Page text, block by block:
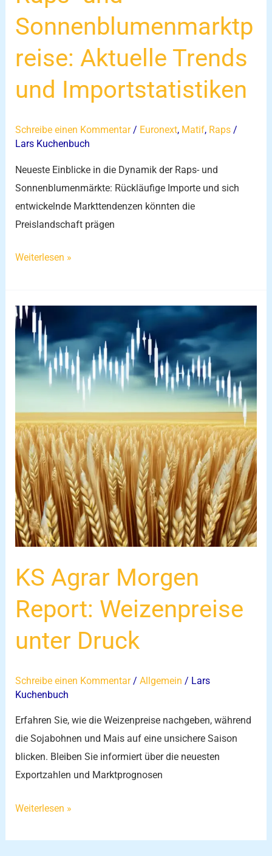
Sonnenblumenmarktp
reise: Aktuelle Trends
und Importstatistiken
Schreibe einen Kommentar/ Euronext, Matif, Raps /
Lars Kuchenbuch
Neueste Einblicke in die Dynamik der Raps- und
Sonnenblumenmärkte: Rückläufige Importe und sich
entwickelnde Markttendenzen könnten die
Preislandschaft prägen
Weiterlesen »
KS Agrar Morgen
Report: Weizenpreise
unter Druck
Schreibe einen Kommentar/Allgemein / Lars
Kuchenbuch
Erfahren Sie, wie die Weizenpreise nachgeben, während
die Sojabohnen und Mais auf eine unsichere Saison
blicken. Bleiben Sie informiert über die neuesten
Exportzahlen und Marktprognosen
KS
Agrar
Morgen
Report:
Weizenpreise
Druck
Weiterlesen »